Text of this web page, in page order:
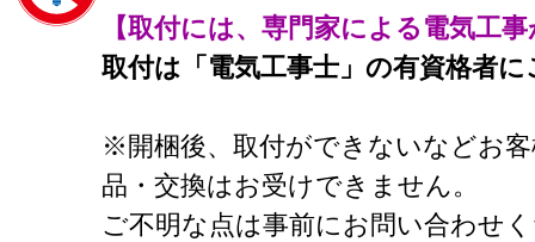
【取付には、専門家による電気工
取付は「電気工事士」の有資格者
※開梱後、取付ができないなどお
品・交換はお受けできません。
ご不明な点は事前にお問い合わせ